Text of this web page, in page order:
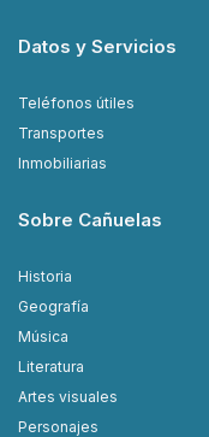
Datos y Servicios
Teléfonos útiles
Transportes
Inmobiliarias
Sobre Cañuelas
Historia
Geografía
Música
Literatura
Artes visuales
Personajes